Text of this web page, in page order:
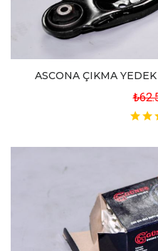
ASCONA ÇIKMA